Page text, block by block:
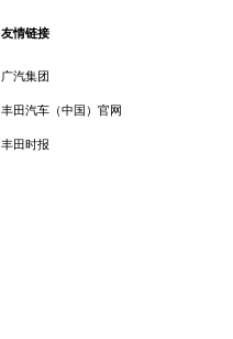
友情链接
广汽集团
丰田汽车（中国）官网
丰田时报